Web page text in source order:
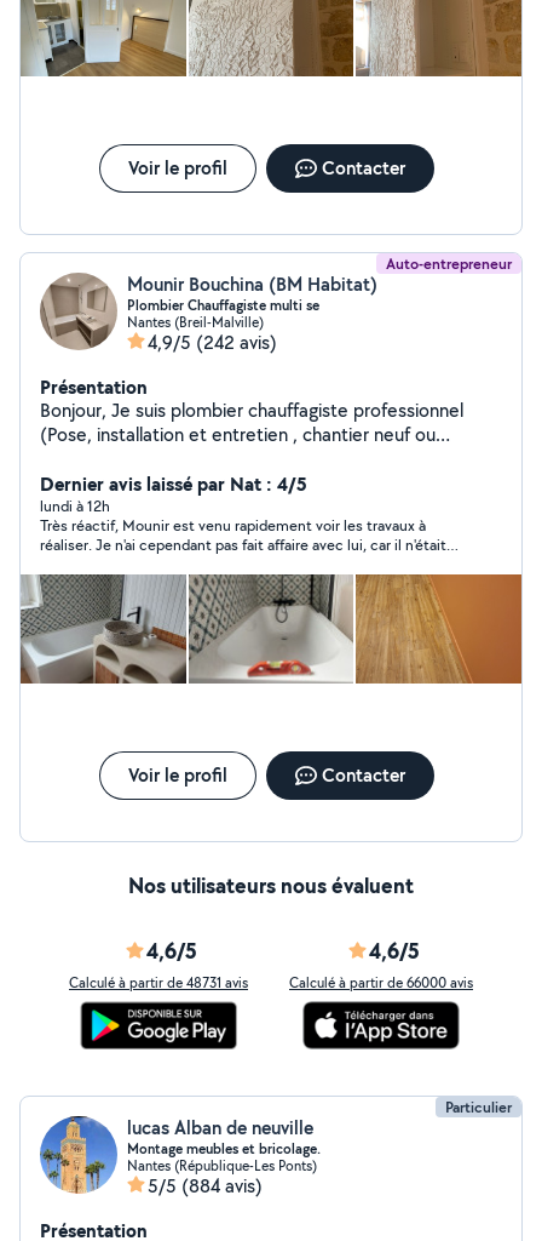
objectif est de vous offrir un service de qualité, adapté
à vos besoins et à votre budget. Ensemble, discutons
de vos envies, afin que je vous accompagne à chaque
gratuit et personnalisé.
Voir le profil Contacter
Auto-entrepreneur
Mounir Bouchina (BM Habitat)
Plombier Chauffagiste multi se
Nantes (Breil-Malville)
4,9/5 (242 avis)
Présentation
Bonjour, Je suis plombier chauffagiste professionnel
(Pose, installation et entretien , chantier neuf ou
Douche italienne . -Pose et remplacement de chauffe
eau et chaudière et pompe à chaleur. -Je fais des des
installations complètes sanitaires et chauffage dans les
maisons neuves ou à rénovés. -Modification de
Radiateurs, des réseau sanitaires ou chauffage. -
Entretien annuel de chaudière et de chauffe eau. -
Création de tout types de réseau -Débouchage
évacuation pvc et tout éléments sanitaires. recherche
et réparation de tout types de fuites. Remplacement
peu de carrelage. Faïence, électricité et peinture si
besoin. -Le travail seras pro ,rapide sérieux et bien
soigné. Tarif très intéressant. Si je ne réponds pas, vous
cordialement.
Dernier avis laissé par Nat : 4/5
lundi à 12h
Très réactif, Mounir est venu rapidement voir les travaux à
réaliser. Je n'ai cependant pas fait affaire avec lui, car il n'était
Voir le profil Contacter
Nos utilisateurs nous évaluent
4,6/5
Calculé à partir de 48731 avis
4,6/5
Calculé à partir de 66000 avis
Particulier
lucas Alban de neuville
Montage meubles et bricolage.
Nantes (République-Les Ponts)
5/5 (884 avis)
Présentation